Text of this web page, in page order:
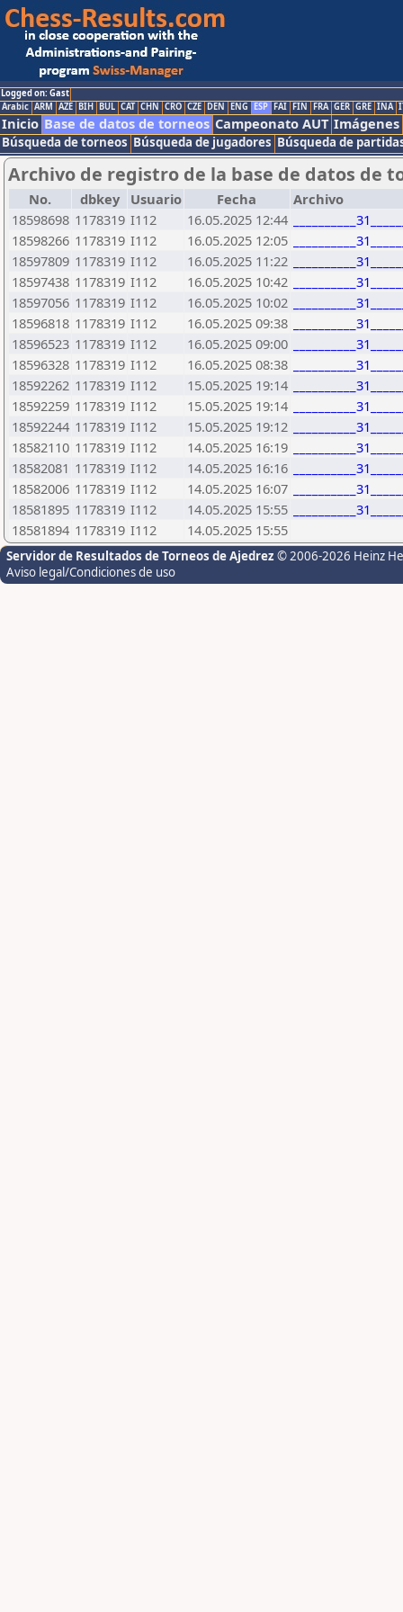
Logged on: Gast
Arabic ARM AZE BIH BUL CAT CHN CRO CZE DEN ENG ESP FAI FIN FRA GER GRE INA
Inicio Base de datos de torneos Campeonato AUT Imágenes
Búsqueda de torneos Búsqueda de jugadores Búsqueda de
Archivo de registro de la base de datos de
No. dbkey Usuario Fecha
Archivo
18598698 1178319 I112 16.05.2025 12:44
18598266 1178319 I112 16.05.2025 12:05
18597809 1178319 I112 16.05.2025 11:22
18597438 1178319 I112 16.05.2025 10:42
18597056 1178319 I112 16.05.2025 10:02
18596818 1178319 I112 16.05.2025 09:38
18596523 1178319 I112 16.05.2025 09:00
18596328 1178319 I112 16.05.2025 08:38
18592262 1178319 I112 15.05.2025 19:14
18592259 1178319 I112 15.05.2025 19:14
18592244 1178319 I112 15.05.2025 19:12
18582110 1178319 I112 14.05.2025 16:19
18582081 1178319 I112 14.05.2025 16:16
18582006 1178319 I112 14.05.2025 16:07
18581895 1178319 I112 14.05.2025 15:55
18581894 1178319 I112 14.05.2025 15:55
Servidor de Resultados de Torneos de Ajedrez © 2006-2026 Heinz
Aviso legal/Condiciones de uso